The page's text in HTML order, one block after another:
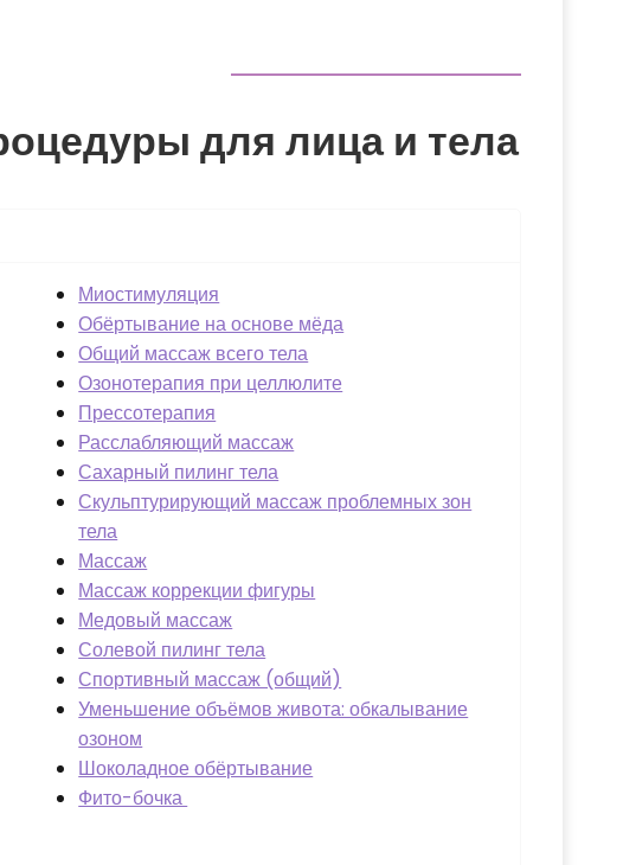
для лица и тела
Миостимуляция
Обёртывание на основе мёда
Общий массаж всего тела
Озонотерапия при целлюлите
Прессотерапия
Расслабляющий массаж
Сахарный пилинг тела
Скульптурирующий массаж проблемных зон
тела
Массаж
Массаж коррекции фигуры
Медовый массаж
Солевой пилинг тела
Спортивный массаж (общий)
Уменьшение объёмов живота: обкалывание
озоном
Шоколадное обёртывание
Фито-бочка